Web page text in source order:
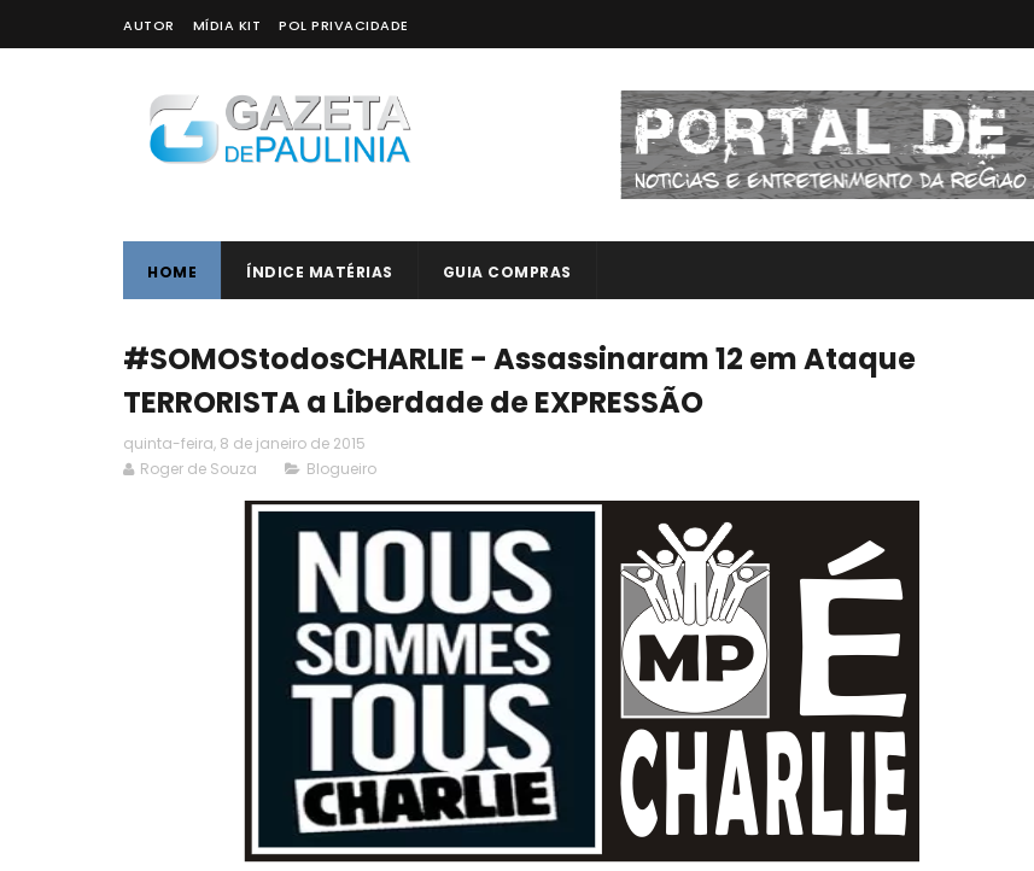
AUTOR MÍDIA KIT POL PRIVACIDADE
HOME ÍNDICE MATÉRIAS GUIA COMPRAS
#SOMOStodosCHARLIE - Assassinaram 12 em Ataque
TERRORISTA a Liberdade de EXPRESSÃO
quinta-feira, 8 de janeiro de 2015
Roger de Souza
Blogueiro